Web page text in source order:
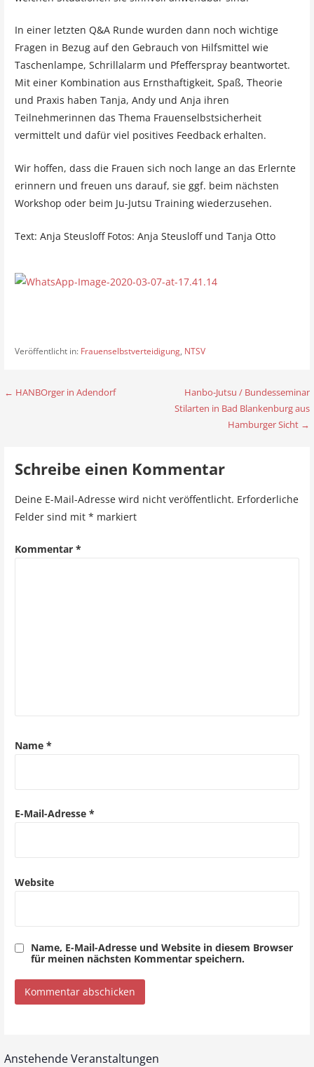
In einer letzten Q&A Runde wurden dann noch wichtige
Fragen in Bezug auf den Gebrauch von Hilfsmittel wie
Taschenlampe, Schrillalarm und Pfefferspray beantwortet.
Mit einer Kombination aus Ernsthaftigkeit, Spaß, Theorie
und Praxis haben Tanja, Andy und Anja ihren
Teilnehmerinnen das Thema Frauenselbstsicherheit
vermittelt und dafür viel positives Feedback erhalten.
Wir hoffen, dass die Frauen sich noch lange an das Erlernte
erinnern und freuen uns darauf, sie ggf. beim nächsten
Workshop oder beim Ju-Jutsu Training wiederzusehen.
Text: Anja Steusloff Fotos: Anja Steusloff und Tanja Otto
Veröffentlicht in: Frauenselbstverteidigung, NTSV
B
a
o
← HANBOrger in Adendorf
Hanbo-Jutsu / Bundesseminar
Stilarten in Bad Blankenburg aus
Hamburger Sicht →
Schreibe einen Kommentar
Deine E-Mail-Adresse wird nicht veröffentlicht. Erforderliche
Felder sind mit * markiert
Kommentar *
Name *
E-Mail-Adresse *
Website
Name, E-Mail-Adresse und Website in diesem Browser
für meinen nächsten Kommentar speichern.
Anstehende Veranstaltungen